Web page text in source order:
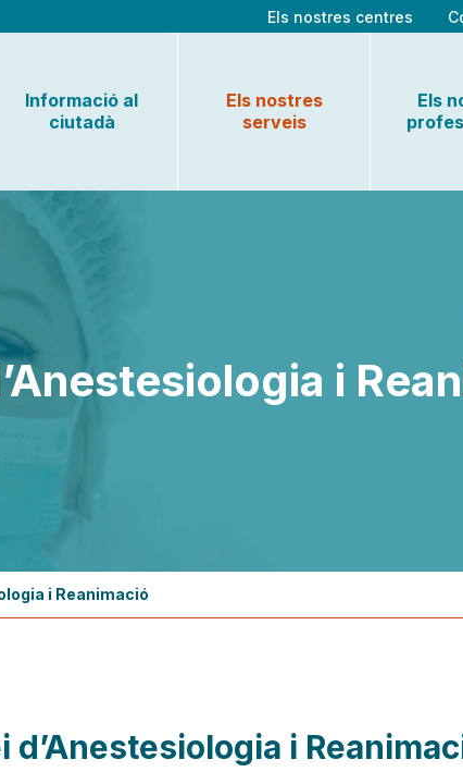
Els nostres centres
Informació al
ciutadà
Els nostres
serveis
Els
i
i Reanimació
d’Anestesiologia i